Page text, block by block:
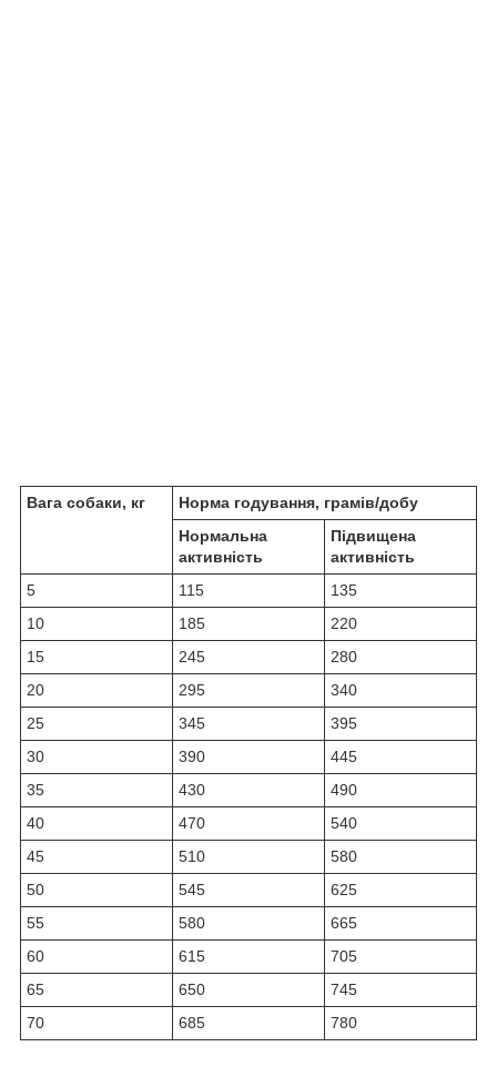
Вага собаки, кг
Норма годування, грамів/добу
Нормальна
активність
Підвищена
активність
5
115
135
10
185
220
15
245
280
20
295
340
25
345
395
30
390
445
35
430
490
40
470
540
45
510
580
50
545
625
55
580
665
60
615
705
65
650
745
70
685 780